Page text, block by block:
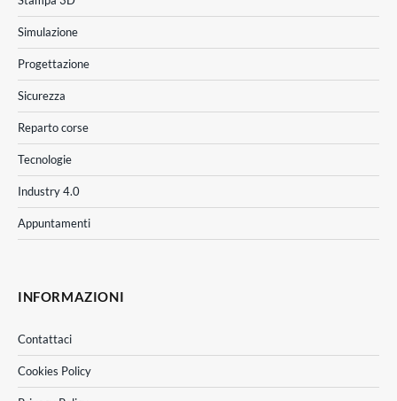
Simulazione
Progettazione
Sicurezza
Reparto corse
Tecnologie
Industry 4.0
Appuntamenti
INFORMAZIONI
Contattaci
Cookies Policy